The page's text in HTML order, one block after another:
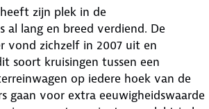
zijn plek in de
al lang en breed verdiend. De
vond zichzelf in 2007 uit en
soort kruisingen tussen een
op iedere hoek van de
gaan voor extra eeuwigheidswaarde